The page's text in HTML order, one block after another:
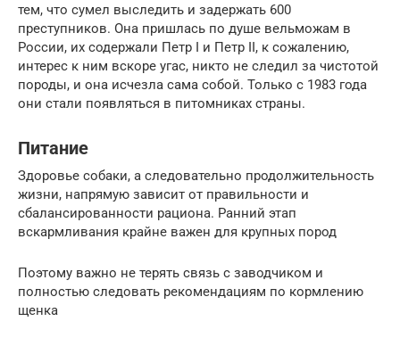
тем, что сумел выследить и задержать 600
преступников. Она пришлась по душе вельможам в
России, их содержали Петр I и Петр II, к сожалению,
интерес к ним вскоре угас, никто не следил за чистотой
породы, и она исчезла сама собой. Только с 1983 года
они стали появляться в питомниках страны.
Питание
Здоровье собаки, а следовательно продолжительность
жизни, напрямую зависит от правильности и
сбалансированности рациона. Ранний этап
вскармливания крайне важен для крупных пород
Поэтому важно не терять связь с заводчиком и
полностью следовать рекомендациям по кормлению
щенка